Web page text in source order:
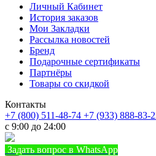
Личный Кабинет
История заказов
Мои Закладки
Рассылка новостей
Бренд
Подарочные сертификаты
Партнёры
Товары со скидкой
Контакты
+7 (800) 511-48-74 +7 (933) 888-83-
с 9:00 до 24:00
Задать вопрос в WhatsApp